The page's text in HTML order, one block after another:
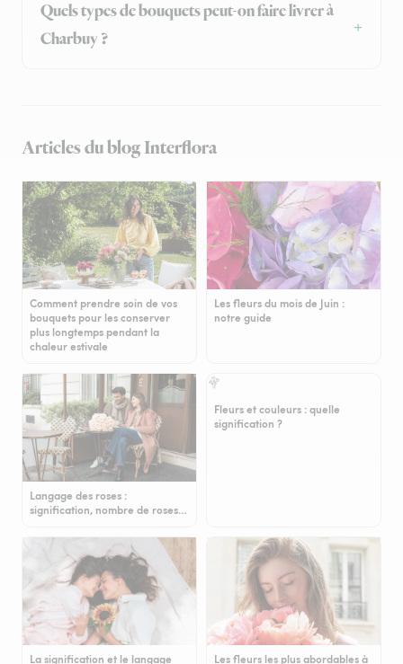
Quels types de bouquets peut-on faire livrer à
Charbuy ?
Articles du blog Interflora
Comment prendre soin de vos
bouquets pour les conserver
plus longtemps pendant la
chaleur estivale
Les fleurs du mois de Juin :
notre guide
Langage des roses :
signification, nombre de roses…
Fleurs et couleurs : quelle
signification ?
La signification et le langage
Les fleurs les plus abordables à